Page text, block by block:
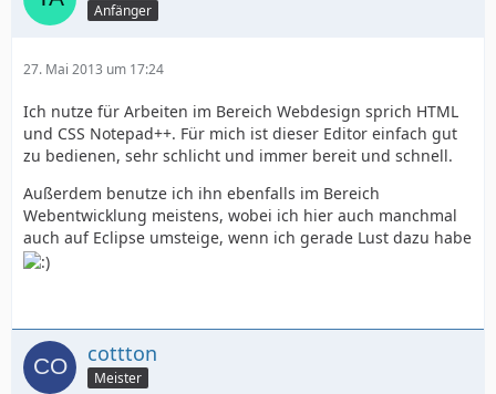
Anfänger
27. Mai 2013 um 17:24
Ich nutze für Arbeiten im Bereich Webdesign sprich HTML
und CSS Notepad++. Für mich ist dieser Editor einfach gut
zu bedienen, sehr schlicht und immer bereit und schnell.
Außerdem benutze ich ihn ebenfalls im Bereich
Webentwicklung meistens, wobei ich hier auch manchmal
auch auf Eclipse umsteige, wenn ich gerade Lust dazu habe
cottton
Meister